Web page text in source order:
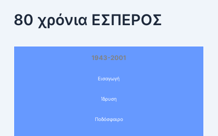
80 χρόνια ΕΣΠΕΡΟΣ
1943-2001
Εισαγωγή
Ίδρυση
Ποδόσφαιρο